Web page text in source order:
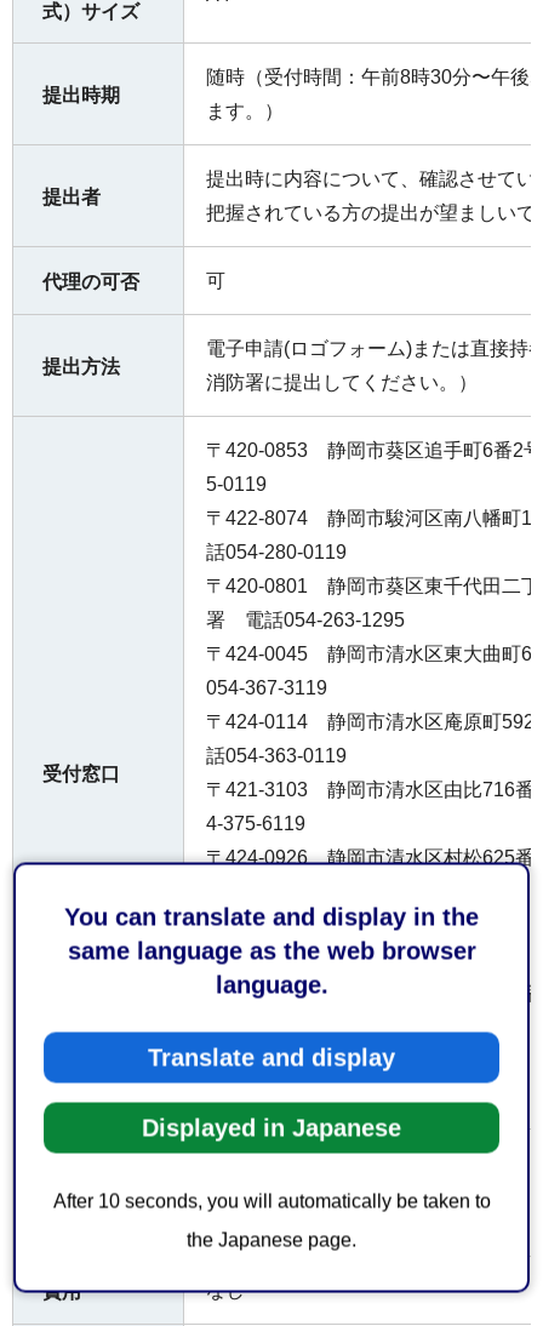
You can translate and display in the
same language as the web browser
language.
Translate and display
Displayed in Japanese
After 10 seconds, you will automatically be taken to
the Japanese page.
式）サイズ
提出時期
随時（受付時間：午前8時30分〜午
ます。）
提出者
提出時に内容について、確認させて
把握されている方の提出が望ましいで
代理の可否 可
提出方法
電子申請(ロゴフォーム)または直接持
消防署に提出してください。）
受付窓口
〒420-0853 静岡市葵区追手町6番
5-0119
〒422-8074 静岡市駿河区南八幡町
話054-280-0119
〒420-0801 静岡市葵区東千代田二
署 電話054-263-1295
〒424-0045 静岡市清水区東大曲町
054-367-3119
〒424-0114 静岡市清水区庵原町
話054-363-0119
〒421-3103 静岡市清水区由比716
4-375-6119
〒424-0926 静岡市清水区村松625
〒427-0048 島田市旗指513番地の
7-0119
〒421-0301 榛原郡吉田町住吉
話0548-32-1141
〒421-0523 牧之原市波津191番地
いただくも
届出書は正副2部必要です。
費用 なし